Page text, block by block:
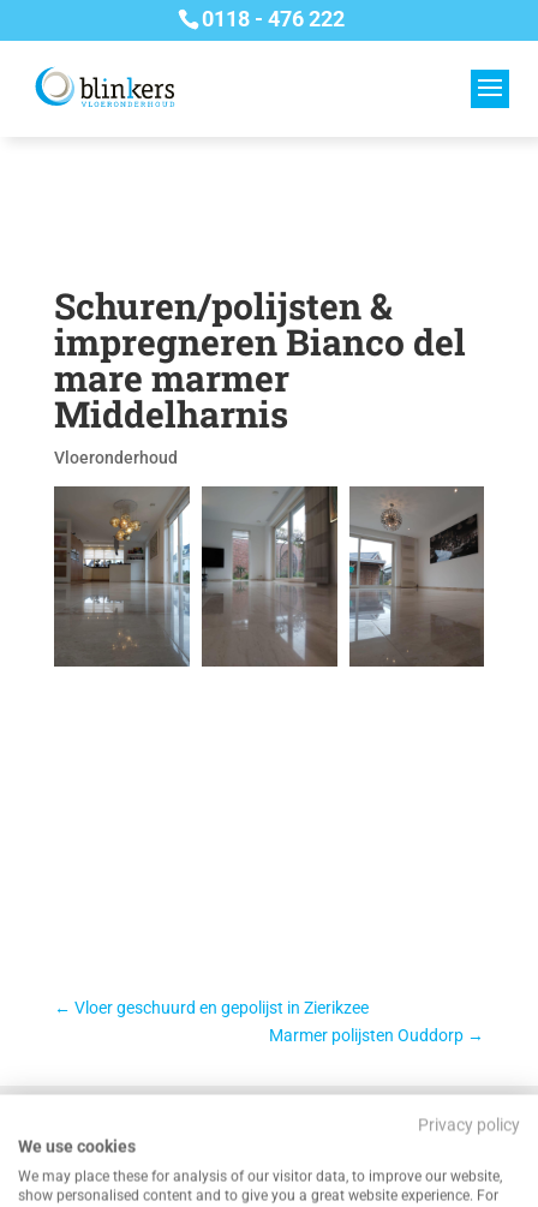
0118 - 476 222
Schuren/polijsten &
impregneren Bianco del
mare marmer
Middelharnis
Vloeronderhoud
← Vloer geschuurd en gepolijst in Zierikzee
Marmer polijsten Ouddorp →
NEEM CONTACT MET ONS OP VOOR EEN
Privacy policy
We use cookies
We may place these for analysis of our visitor data, to improve our website,
show personalised content and to give you a great website experience. For